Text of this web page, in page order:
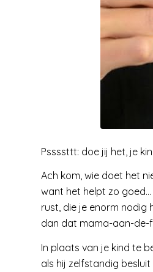
Pssssttt: doe jij het, je
Ach kom, wie doet het
want het helpt zo goed…
rust, die je enorm nodig
dan dat mama-aan-de-
In plaats van je kind te
als hij zelfstandig